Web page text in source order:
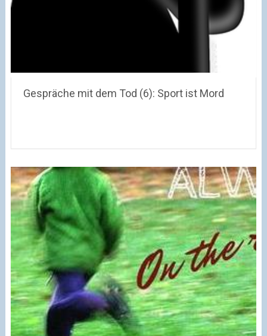
Gespräche mit dem Tod (6): Sport ist Mord